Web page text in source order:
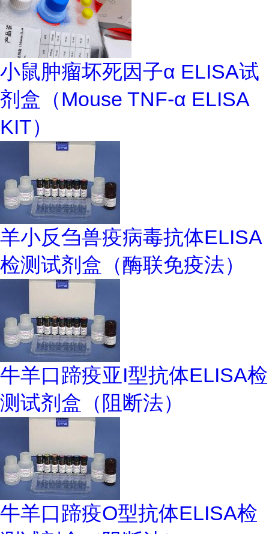
小鼠肿瘤坏死因子α ELISA试
剂盒（Mouse TNF-α ELISA
KIT）
羊小反刍兽疫病毒抗体ELISA
检测试剂盒（酶联免疫法）
牛羊口蹄疫亚I型抗体ELISA检
测试剂盒（阻断法）
牛羊口蹄疫O型抗体ELISA检